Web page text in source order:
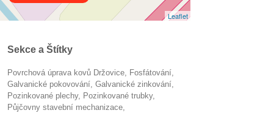
Leaflet
Sekce a Štítky
Povrchová úprava kovů Držovice
fosfátování
galvanické pokovování
galvanické zinkování
pozinkované plechy
pozinkované trubky
půjčovny stavební mechanizace